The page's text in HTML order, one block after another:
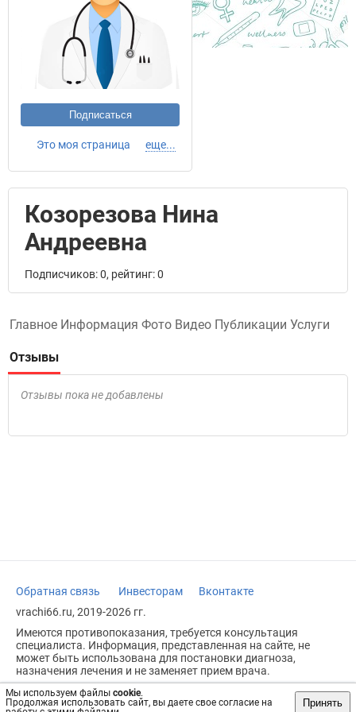
Мы используем файлы cookie.
Продолжая использовать сайт, вы даете свое согласие на
Принять
Подписаться
Это моя страница еще...
Козорезова Нина
Андреевна
Подписчиков: 0, рейтинг: 0
Главное Информация Фото Видео Публикации Услуги
Отзывы
Отзывы пока не добавлены
Обратная связь Инвесторам
Вконтакте
vrachi66.ru, 2019-2026 гг.
Имеются противопоказания, требуется консультация
специалиста. Информация, представленная на сайте, не
может быть использована для постановки диагноза,
назначения лечения и не заменяет прием врача.
Возрастное ограничение: 18+